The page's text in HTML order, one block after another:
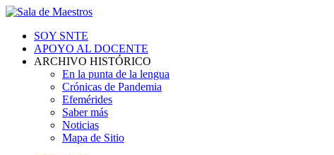
SOY SNTE
APOYO AL DOCENTE
ARCHIVO HISTÓRICO
En la punta de la lengua
Crónicas de Pandemia
Efemérides
Saber más
Noticias
Mapa de Sitio